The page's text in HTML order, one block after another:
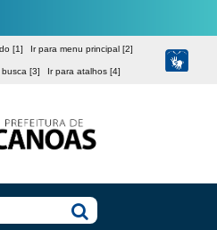
[1] Ir para menu principal [2]
busca [3] Ir para atalhos [4]